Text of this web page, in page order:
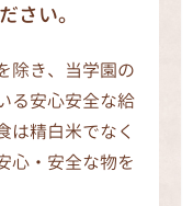
さい。
除き、当学園の
る安心安全な給
は精白米でなく
心・安全な物を